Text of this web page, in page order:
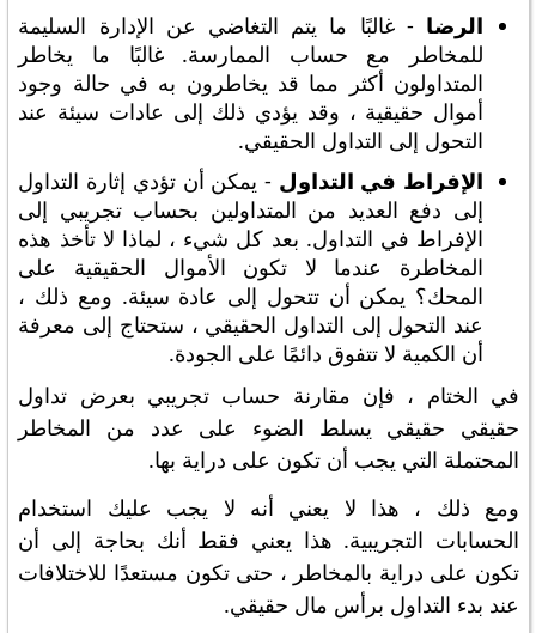
الرضا - غالبًا ما يتم التغاضي عن الإدارة السليمة
للمخاطر مع حساب الممارسة. غالبًا ما يخاطر
المتداولون أكثر مما قد يخاطرون به في حالة وجود
أموال حقيقية ، وقد يؤدي ذلك إلى عادات سيئة عند
التحول إلى التداول الحقيقي.
الإفراط في التداول - يمكن أن تؤدي إثارة التداول
إلى دفع العديد من المتداولين بحساب تجريبي إلى
الإفراط في التداول. بعد كل شيء ، لماذا لا تأخذ هذه
المخاطرة عندما لا تكون الأموال الحقيقية على
المحك؟ يمكن أن تتحول إلى عادة سيئة. ومع ذلك ،
عند التحول إلى التداول الحقيقي ، ستحتاج إلى معرفة
أن الكمية لا تتفوق دائمًا على الجودة.
في الختام ، فإن مقارنة حساب تجريبي بعرض تداول
حقيقي حقيقي يسلط الضوء على عدد من المخاطر
المحتملة التي يجب أن تكون على دراية بها.
ومع ذلك ، هذا لا يعني أنه لا يجب عليك استخدام
الحسابات التجريبية. هذا يعني فقط أنك بحاجة إلى أن
تكون على دراية بالمخاطر ، حتى تكون مستعدًا للاختلافات
عند بدء التداول برأس مال حقيقي.